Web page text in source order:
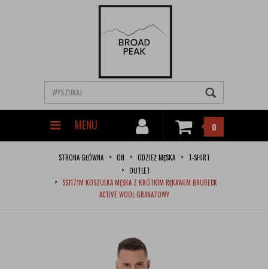
MENU 0
STRONA GŁÓWNA ON ODZIEŻ MĘSKA
T-SHIRT
OUTLET
SS1171M KOSZULKA MĘSKA Z KRÓTKIM RĘKAWEM BRUBECK
ACTIVE WOOL GRANATOWY